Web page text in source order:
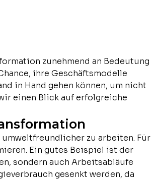
zunehmend an Bedeutung
ihre Geschäftsmodelle
in Hand gehen können, um nicht
einen Blick auf erfolgreiche
zu arbeiten. Für
Ein gutes Beispiel ist der
sondern auch Arbeitsabläufe
gesenkt werden, da